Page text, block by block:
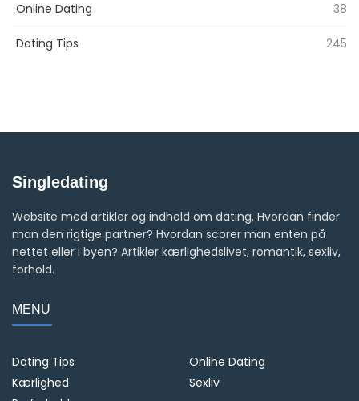
Online Dating 38
Dating Tips 245
Singledating
Website med artikler og indhold om dating. Hvordan finder
man den rigtige partner? Hvordan scorer man enten på
nettet eller i byen? Artikler kærlighedslivet, romantik, sexliv,
forhold.
MENU
Dating Tips
Online Dating
Kærlighed
Sexliv